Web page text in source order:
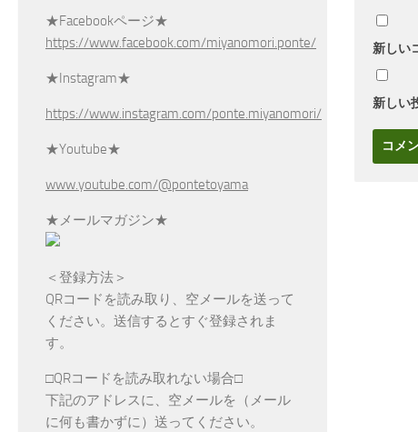
新しい
新しい
★Facebookページ★
https://www.facebook.com/miyanomori.ponte/
★Instagram★
https://www.instagram.com/ponte.miyanomori/
★Youtube★
www.youtube.com/@pontetoyama
★メールマガジン★
＜登録方法＞
QRコードを読み取り、空メールを送って
ください。送信するとすぐ登録されま
す。
□QRコードを読み取れない場合□
下記のアドレスに、空メールを（メール
に何も書かずに）送ってください。